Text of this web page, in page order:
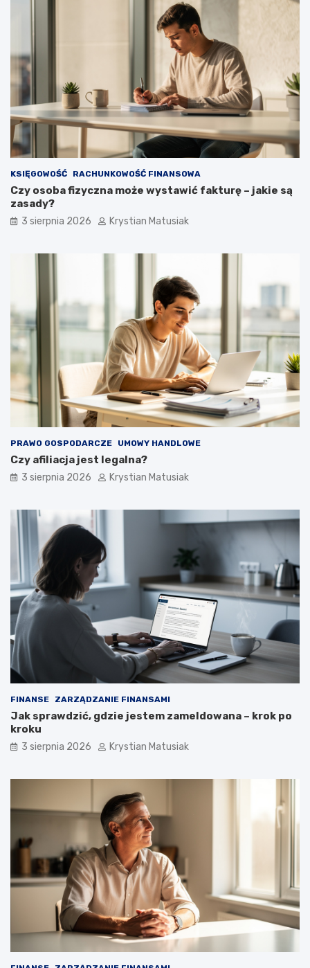
KSIĘGOWOŚĆ RACHUNKOWOŚĆ FINANSOWA
Czy osoba fizyczna może wystawić fakturę – jakie są
zasady?
3 sierpnia 2026 Krystian Matusiak
PRAWO GOSPODARCZE UMOWY HANDLOWE
Czy afiliacja jest legalna?
3 sierpnia 2026 Krystian Matusiak
FINANSE ZARZĄDZANIE FINANSAMI
Jak sprawdzić, gdzie jestem zameldowana – krok po
kroku
3 sierpnia 2026 Krystian Matusiak